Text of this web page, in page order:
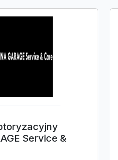
Service &